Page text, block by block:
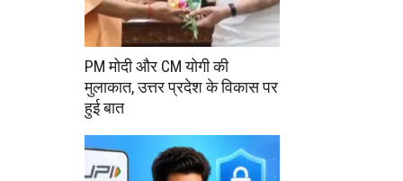
PM मोदी और CM योगी की
मुलाकात, उत्तर प्रदेश के विकास पर
हुई बात